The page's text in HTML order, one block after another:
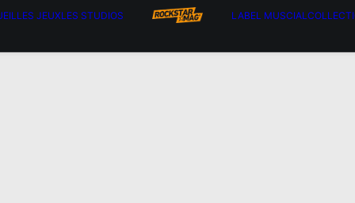
LES JEUXLES STUDIOS LABEL MUSCIAL